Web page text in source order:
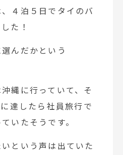
４泊５日でタイのバ
た！
んだかという
縄に行っていて、そ
達したら社員旅行で
いたそうです。
という声は出ていた